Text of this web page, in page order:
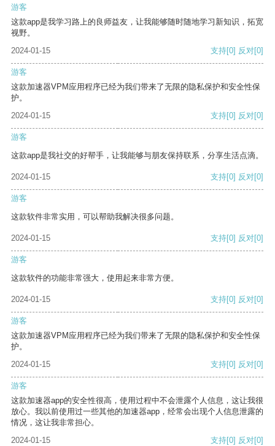
游客
这款app是我学习路上的良师益友，让我能够随时随地学习新知识，拓宽
视野。
2024-01-15
支持[0] 反对[0]
游客
这款加速器VPM应用程序已经为我们带来了无限的隐私保护和安全性保
护。
2024-01-15
支持[0] 反对[0]
游客
这款app是我社交的好帮手，让我能够与朋友保持联系，分享生活点滴。
2024-01-15 支持[0] 反对[0]
游客
这款软件非常实用，可以帮助我解决很多问题。
2024-01-15 支持[0] 反对[0]
游客
这款软件的功能非常强大，使用起来非常方便。
2024-01-15 支持[0] 反对[0]
游客
这款加速器VPM应用程序已经为我们带来了无限的隐私保护和安全性保
护。
2024-01-15
支持[0] 反对[0]
游客
这款加速器app的安全性很高，使用过程中不会泄露个人信息，这让我很
放心。我以前使用过一些其他的加速器app，经常会出现个人信息泄露的
情况，这让我非常担心。
2024-01-15
支持[0] 反对[0]